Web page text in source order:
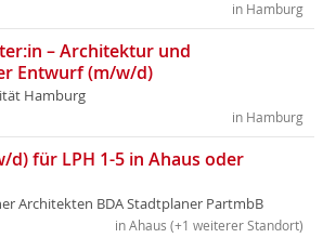
in Hamburg
– Architektur und
Entwurf (m/w/d)
Hamburg
in Hamburg
für LPH 1-5 in Ahaus oder
Architekten BDA Stadtplaner PartmbB
in Ahaus (+1 weiterer Standort)